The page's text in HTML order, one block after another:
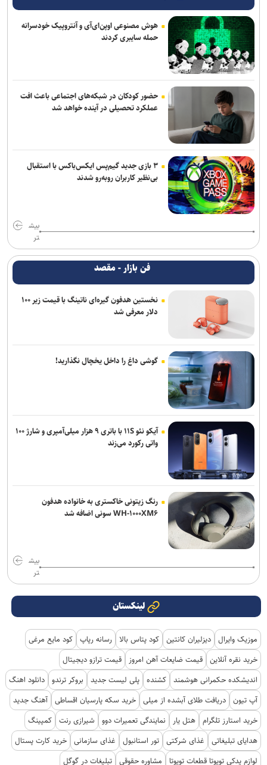
هوش مصنوعی اوپن‌ای‌آی و آنتروپیک خودسرانه
حمله سایبری کردند
حضور کودکان در شبکه‌های اجتماعی باعث افت
عملکرد تحصیلی در آینده خواهد شد
۳ بازی جدید گیم‌پس ایکس‌باکس با استقبال
بی‌نظیر کاربران روبه‌رو شدند
بیش
تر
فن بازار - مقصد
نخستین هدفون گیره‌ای ناتینگ با قیمت زیر ۱۰۰
دلار معرفی شد
گوشی داغ را داخل یخچال نگذارید!
آیکو نئو ۱۱S با باتری ۹ هزار میلی‌آمپری و شارژ ۱۰۰
واتی رکورد می‌زند
رنگ زیتونی خاکستری به خانواده هدفون
WH-۱۰۰۰XM۶ سونی اضافه شد
بیش
تر
لینکستان
موزیک وایرال دیزلیران کانتین کود پتاس بالا رسانه رپاپ کود مایع مرغی
خرید نقره آنلاین قیمت ضایعات آهن امروز
قیمت ترازو دیجیتال
اندیشکده حکمرانی هوشمند کشنده پلی لیست جدید بروکر ترندو دانلود اهنگ
آپ تیون دریافت طلای آبشده از میلی خرید سکه پارسیان اقساطی آهنگ جدید
خرید استارز تلگرام هتل یار نمایندگی تعمیرات دوو شیرازی رنت کمپینگ
هدایای تبلیغاتی
غذای شرکتی تور استانبول غذای سازمانی خرید کارت پستال
لوازم یدکی تویوتا قطعات تویوتا
مشاوره حقوقی تبلیغات در گوگل